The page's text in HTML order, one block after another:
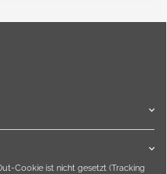
Cookie ist nicht gesetzt (Tracking